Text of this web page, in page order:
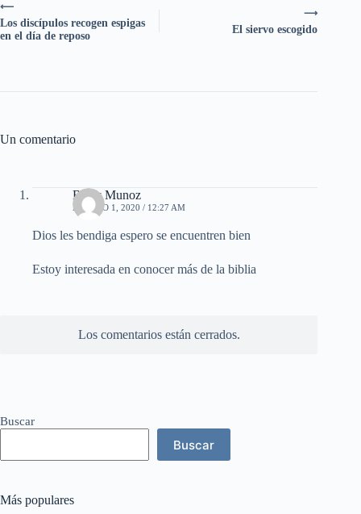
⟶
El siervo escogido
⟵
Los discípulos recogen espigas
en el día de reposo
Un comentario
Betsy Munoz
AGOSTO 1, 2020 / 12:27 AM
Dios les bendiga espero se encuentren bien
Estoy interesada en conocer más de la biblia
Los comentarios están cerrados.
Buscar
Buscar
Más populares